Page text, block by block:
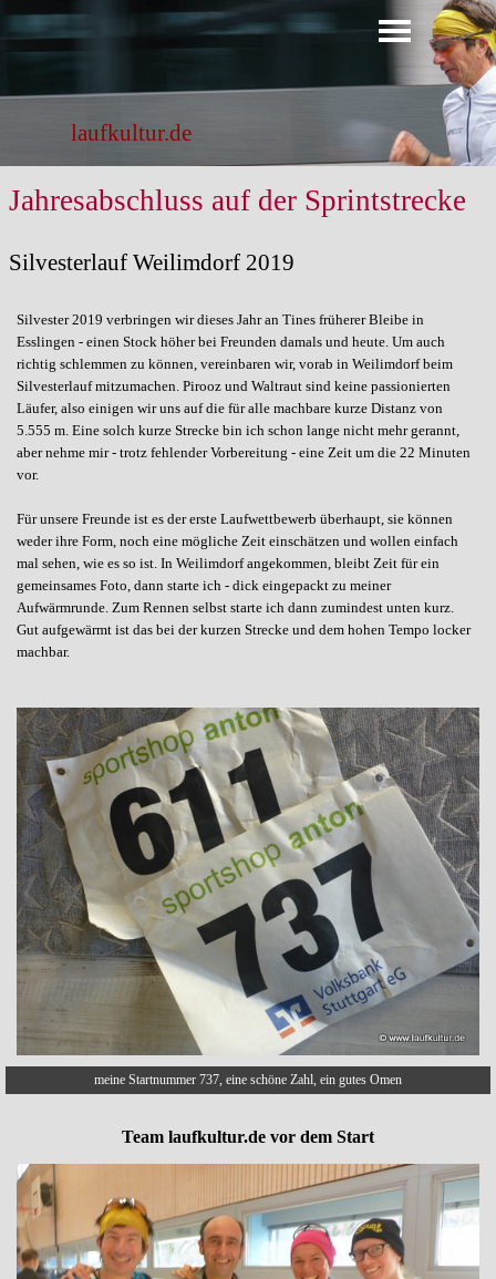
Direkt zum Seiteninhalt Menü überspringen
laufkultur.de
Jahresabschluss auf der Sprintstrecke
Silvesterlauf Weilimdorf 2019
Silvester 2019 verbringen wir dieses Jahr an Tines früherer Bleibe in
Esslingen - einen Stock höher bei Freunden damals und heute. Um auch
richtig schlemmen zu können, vereinbaren wir, vorab in Weilimdorf beim
Silvesterlauf mitzumachen. Pirooz und Waltraut sind keine passionierten
Läufer, also einigen wir uns auf die für alle machbare kurze Distanz von
5.555 m. Eine solch kurze Strecke bin ich schon lange nicht mehr gerannt,
aber nehme mir - trotz fehlender Vorbereitung - eine Zeit um die 22 Minuten
vor.
Für unsere Freunde ist es der erste Laufwettbewerb überhaupt, sie können
weder ihre Form, noch eine mögliche Zeit einschätzen und wollen einfach
mal sehen, wie es so ist. In Weilimdorf angekommen, bleibt Zeit für ein
gemeinsames Foto, dann starte ich - dick eingepackt zu meiner
Aufwärmrunde. Zum Rennen selbst starte ich dann zumindest unten kurz.
Gut aufgewärmt ist das bei der kurzen Strecke und dem hohen Tempo locker
machbar.
meine Startnummer 737, eine schöne Zahl, ein gutes Omen
Team laufkultur.de vor dem Start